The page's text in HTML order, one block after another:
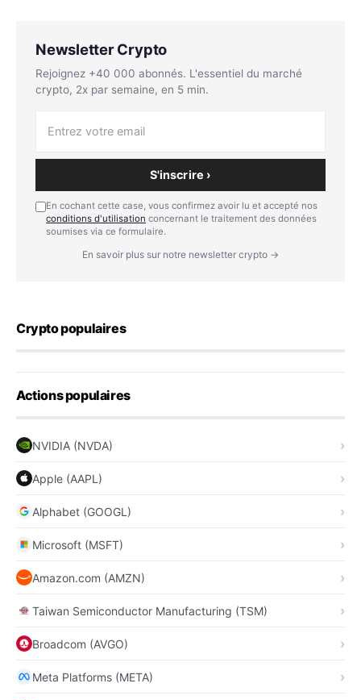
Newsletter Crypto
Rejoignez +40 000 abonnés. L'essentiel du marché
crypto, 2x par semaine, en 5 min.
S'inscrire ›
En cochant cette case, vous confirmez avoir lu et accepté nos
conditions d'utilisation concernant le traitement des données
soumises via ce formulaire.
En savoir plus sur notre newsletter crypto →
Crypto populaires
Actions populaires
NVIDIA (NVDA)
Apple (AAPL)
Alphabet (GOOGL)
Microsoft (MSFT)
Amazon.com (AMZN)
Taiwan Semiconductor Manufacturing (TSM)
Broadcom (AVGO)
Meta Platforms (META)